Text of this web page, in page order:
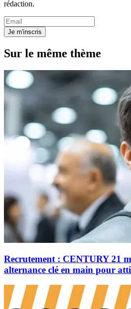
rédaction.
Je m'inscris
Sur le même thème
Recrutement : CENTURY 21
alternance clé en main pour